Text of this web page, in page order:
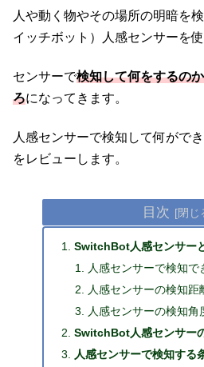
人や動く物やその場所の明暗を
イッチボット）人感センサーを使
センサーで検知して何をするの
ろになってきます。
人感センサーで検知して何がで
をレビューします。
目次
SwitchBot人感センサー
人感センサーで検知で
人感センサーの検知距
人感センサーの検知角
SwitchBot人感センサー
人感センサーで検知する